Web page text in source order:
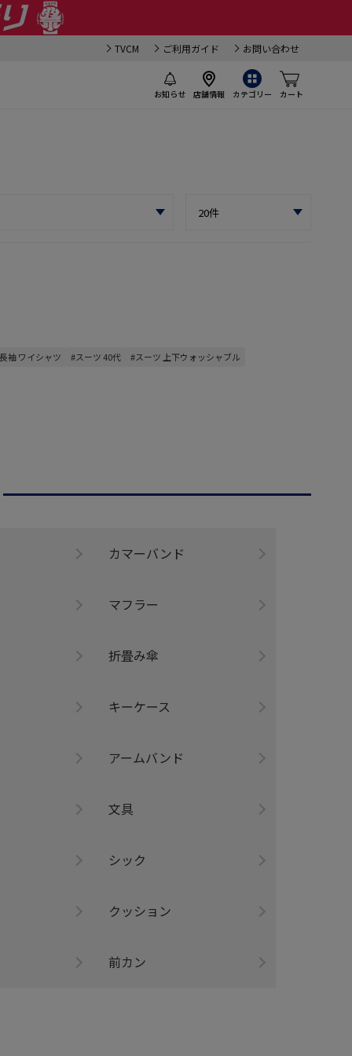
TVCM ご利用ガイド お問い合わせ
お知らせ 店舗情報 カテゴリー カート
袖 ワイシャツ #スーツ 40代 #スーツ 上下ウォッシャブル
カマーバンド
マフラー
折畳み傘
キーケース
アームバンド
文具
シック
クッション
前カン